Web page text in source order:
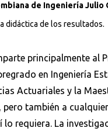
de Ingeniería Julio
didáctica de los resultados.
principalmente al
en Ingeniería
Actuariales y la
pero también a
lo requiera. La